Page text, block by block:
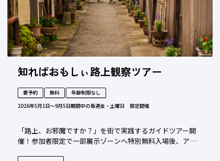
知ればおもしぃ路上観察ツアー
要予約 無料
年齢制限なし
2026年5月1日〜9月5日期間中の毎週金・土曜日 限定開催
「路上、お邪魔ですか？」を街で実践するガイドツアー開
催！参加者限定で一部展示ゾーンへ特別無料入場後、アー